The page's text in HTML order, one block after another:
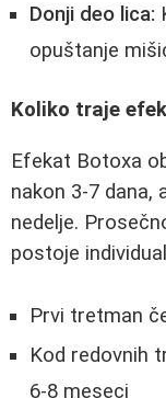
Donji deo lica:
opuštanje
Koliko traje
Efekat Botoxa
nakon 3-7 dana,
nedelje.
postoje
Prvi tretman
Kod redovnih
6-8 meseci